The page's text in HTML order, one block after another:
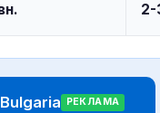
2-
РЕКЛАМА